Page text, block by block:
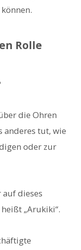
Rolle
die Ohren
anderes tut, wie
oder zur
auf dieses
„Arukiki“.